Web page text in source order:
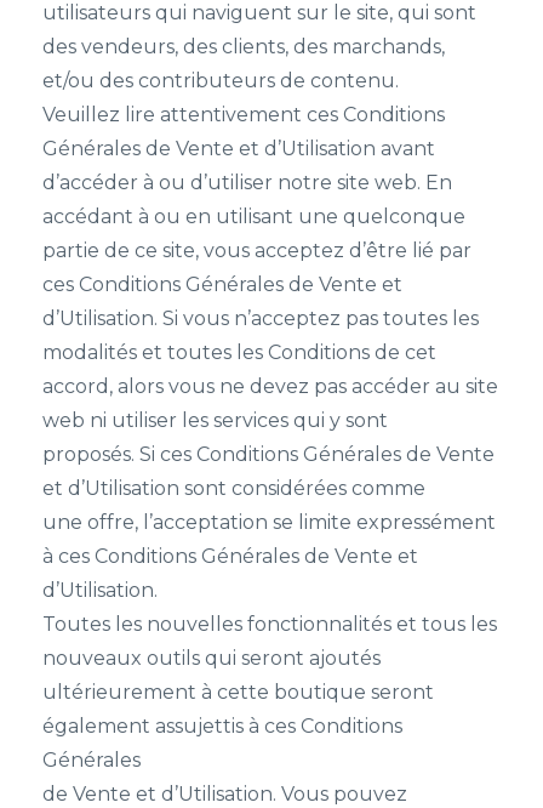
utilisateurs qui naviguent sur le site, qui sont
des vendeurs, des clients, des marchands,
et/ou des contributeurs de contenu.
Veuillez lire attentivement ces Conditions
Générales de Vente et d’Utilisation avant
d’accéder à ou d’utiliser notre site web. En
accédant à ou en utilisant une quelconque
partie de ce site, vous acceptez d’être lié par
ces Conditions Générales de Vente et
d’Utilisation. Si vous n’acceptez pas toutes les
modalités et toutes les Conditions de cet
accord, alors vous ne devez pas accéder au site
web ni utiliser les services qui y sont
proposés. Si ces Conditions Générales de Vente
et d’Utilisation sont considérées comme
une offre, l’acceptation se limite expressément
à ces Conditions Générales de Vente et
d’Utilisation.
Toutes les nouvelles fonctionnalités et tous les
nouveaux outils qui seront ajoutés
ultérieurement à cette boutique seront
également assujettis à ces Conditions
Générales
de Vente et d’Utilisation. Vous pouvez